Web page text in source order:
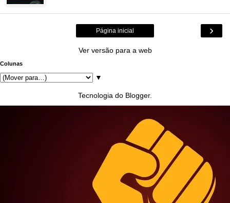
›
Página inicial
Ver versão para a web
Colunas
▼
Tecnologia do Blogger.